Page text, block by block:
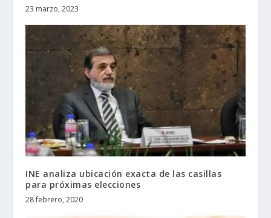
23 marzo, 2023
INE analiza ubicación exacta de las casillas
para próximas elecciones
28 febrero, 2020